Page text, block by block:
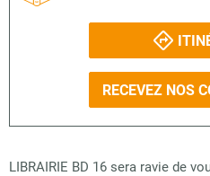
RECEVEZ NOS
LIBRAIRIE BD 16 sera ravie de